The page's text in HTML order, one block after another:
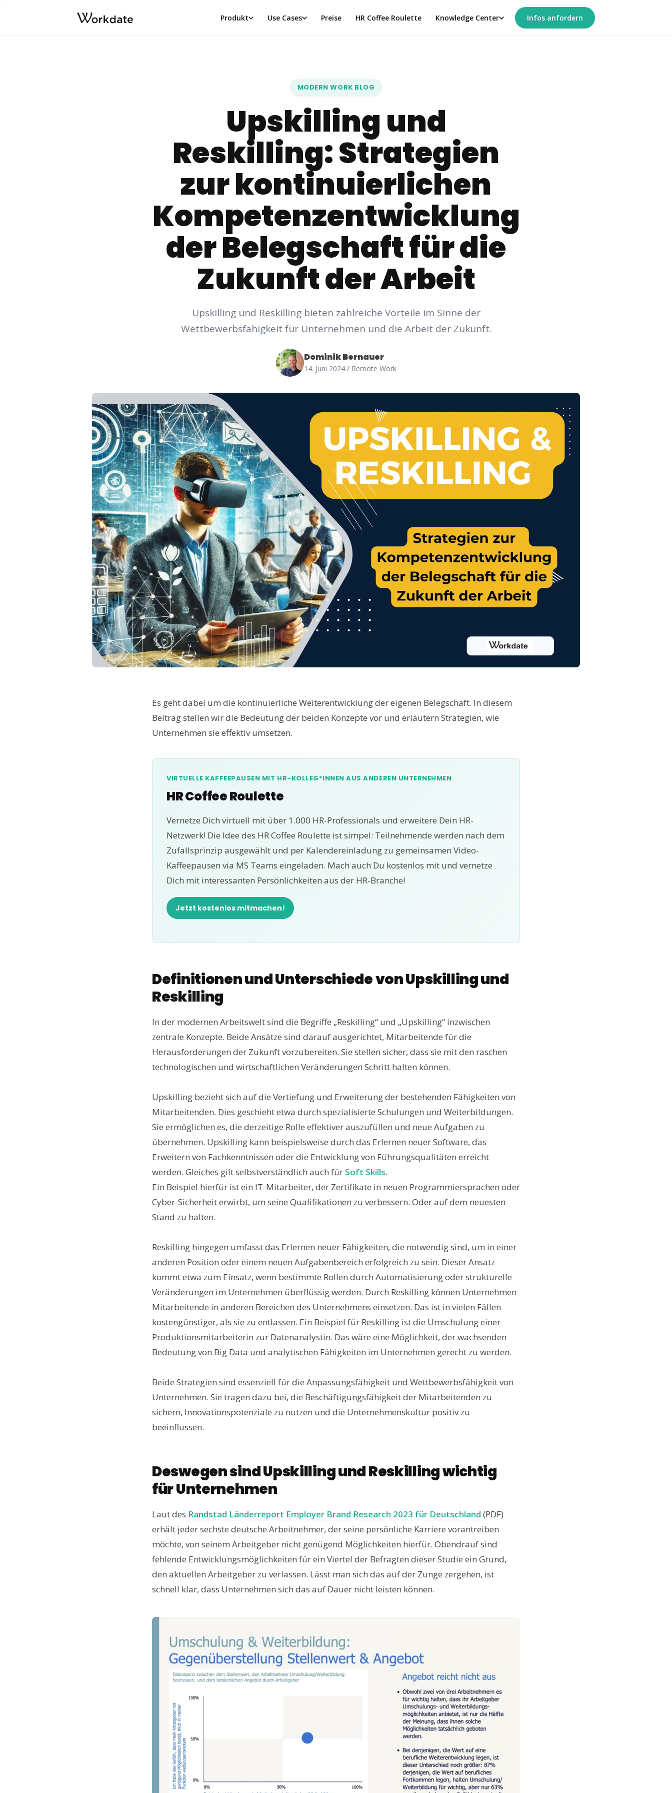
Produkt Use Cases Preise HR Coffee Roulette Knowledge Center Infos anfordern
MODERN WORK BLOG
Upskilling und
Reskilling: Strategien
zur kontinuierlichen
Kompetenzentwicklung
der Belegschaft für die
Zukunft der Arbeit
Upskilling und Reskilling bieten zahlreiche Vorteile im Sinne der
Wettbewerbsfähigkeit für Unternehmen und die Arbeit der Zukunft.
Dominik Bernauer
14. Juni 2024 / Remote Work
Es geht dabei um die kontinuierliche Weiterentwicklung der eigenen Belegschaft. In diesem
Beitrag stellen wir die Bedeutung der beiden Konzepte vor und erläutern Strategien, wie
Unternehmen sie effektiv umsetzen.
VIRTUELLE KAFFEEPAUSEN MIT HR-KOLLEG*INNEN AUS ANDEREN UNTERNEHMEN
HR Coffee Roulette
Vernetze Dich virtuell mit über 1.000 HR-Professionals und erweitere Dein HR-
Netzwerk! Die Idee des HR Coffee Roulette ist simpel: Teilnehmende werden nach dem
Zufallsprinzip ausgewählt und per Kalendereinladung zu gemeinsamen Video-
Kaffeepausen via MS Teams eingeladen. Mach auch Du kostenlos mit und vernetze
Dich mit interessanten Persönlichkeiten aus der HR-Branche!
Jetzt kostenlos mitmachen!
Definitionen und Unterschiede von Upskilling und
Reskilling
In der modernen Arbeitswelt sind die Begriffe „Reskilling“ und „Upskilling“ inzwischen
zentrale Konzepte. Beide Ansätze sind darauf ausgerichtet, Mitarbeitende für die
Herausforderungen der Zukunft vorzubereiten. Sie stellen sicher, dass sie mit den raschen
technologischen und wirtschaftlichen Veränderungen Schritt halten können.
Upskilling bezieht sich auf die Vertiefung und Erweiterung der bestehenden Fähigkeiten von
Mitarbeitenden. Dies geschieht etwa durch spezialisierte Schulungen und Weiterbildungen.
Sie ermöglichen es, die derzeitige Rolle effektiver auszufüllen und neue Aufgaben zu
übernehmen. Upskilling kann beispielsweise durch das Erlernen neuer Software, das
Erweitern von Fachkenntnissen oder die Entwicklung von Führungsqualitäten erreicht
werden. Gleiches gilt selbstverständlich auch für Soft Skills.
Ein Beispiel hierfür ist ein IT-Mitarbeiter, der Zertifikate in neuen Programmiersprachen oder
Cyber-Sicherheit erwirbt, um seine Qualifikationen zu verbessern. Oder auf dem neuesten
Stand zu halten.
Reskilling hingegen umfasst das Erlernen neuer Fähigkeiten, die notwendig sind, um in einer
anderen Position oder einem neuen Aufgabenbereich erfolgreich zu sein. Dieser Ansatz
kommt etwa zum Einsatz, wenn bestimmte Rollen durch Automatisierung oder strukturelle
Veränderungen im Unternehmen überflüssig werden. Durch Reskilling können Unternehmen
Mitarbeitende in anderen Bereichen des Unternehmens einsetzen. Das ist in vielen Fällen
kostengünstiger, als sie zu entlassen. Ein Beispiel für Reskilling ist die Umschulung einer
Produktionsmitarbeiterin zur Datenanalystin. Das wäre eine Möglichkeit, der wachsenden
Bedeutung von Big Data und analytischen Fähigkeiten im Unternehmen gerecht zu werden.
Beide Strategien sind essenziell für die Anpassungsfähigkeit und Wettbewerbsfähigkeit von
Unternehmen. Sie tragen dazu bei, die Beschäftigungsfähigkeit der Mitarbeitenden zu
sichern, Innovationspotenziale zu nutzen und die Unternehmenskultur positiv zu
beeinflussen.
Deswegen sind Upskilling und Reskilling wichtig
für Unternehmen
Laut des Randstad Länderreport Employer Brand Research 2023 für Deutschland (PDF)
erhält jeder sechste deutsche Arbeitnehmer, der seine persönliche Karriere vorantreiben
möchte, von seinem Arbeitgeber nicht genügend Möglichkeiten hierfür. Obendrauf sind
fehlende Entwicklungsmöglichkeiten für ein Viertel der Befragten dieser Studie ein Grund,
den aktuellen Arbeitgeber zu verlassen. Lässt man sich das auf der Zunge zergehen, ist
schnell klar, dass Unternehmen sich das auf Dauer nicht leisten können.